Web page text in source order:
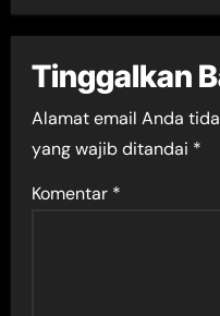
Tinggalkan
Alamat email Anda
yang wajib ditandai *
Komentar *